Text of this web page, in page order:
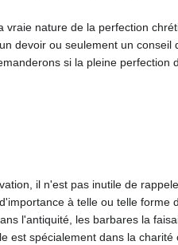
nature de la perfection
devoir ou seulement un conseil
si la pleine perfection
il n'est pas inutile de
à telle ou telle forme
l'antiquité, les barbares la
est spécialement dans la